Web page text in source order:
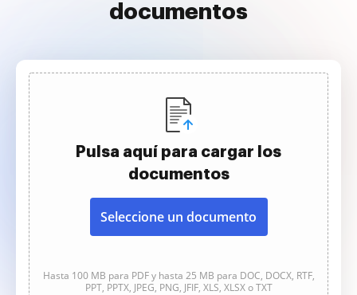
documentos
Pulsa aquí para cargar los
documentos
Seleccione un documento
Hasta 100 MB para PDF y hasta 25 MB para DOC, DOCX, RTF,
PPT, PPTX, JPEG, PNG, JFIF, XLS, XLSX o TXT